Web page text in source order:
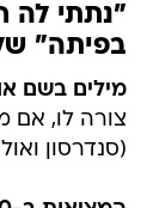
"נתתי לה
בפיתה" של
מילים בשם
צורה לו, אם
(סנדרסון